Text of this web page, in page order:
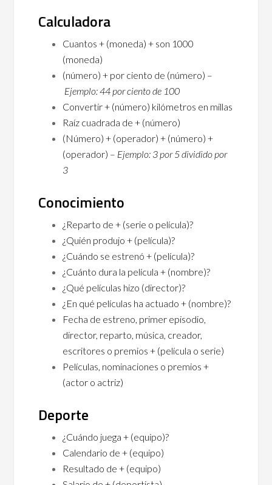
Calculadora
Cuantos + (moneda) + son 1000
(moneda)
(número) + por ciento de (número) –
Ejemplo: 44 por ciento de 100
Convertir + (número) kilómetros en millas
Raíz cuadrada de + (número)
(Número) + (operador) + (número) +
(operador) – Ejemplo: 3 por 5 dividido por
3
Conocimiento
¿Reparto de + (serie o película)?
¿Quién produjo + (película)?
¿Cuándo se estrenó + (película)?
¿Cuánto dura la película + (nombre)?
¿Qué películas hizo (director)?
¿En qué películas ha actuado + (nombre)?
Fecha de estreno, primer episodio,
director, reparto, música, creador,
escritores o premios + (película o serie)
Películas, nominaciones o premios +
(actor o actriz)
Deporte
¿Cuándo juega + (equipo)?
Calendario de + (equipo)
Resultado de + (equipo)